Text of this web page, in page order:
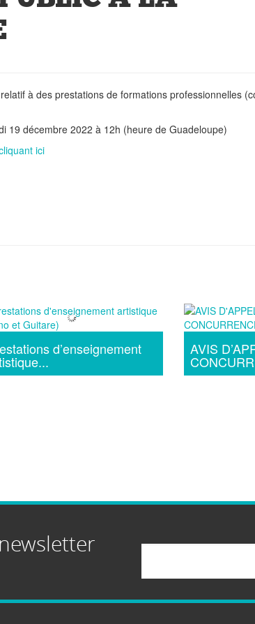
à des prestations de formations professionnelles
19 décembre 2022 à 12h (heure de Guadeloupe)
ici
d’enseignement AVIS